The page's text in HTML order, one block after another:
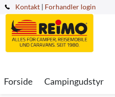
Kontakt | Forhandler login
Forside Campingudstyr